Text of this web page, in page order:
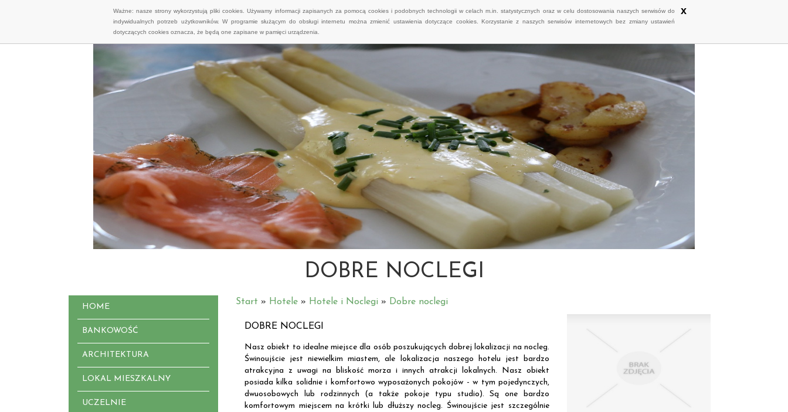
Ważne: nasze strony wykorzystują pliki cookies. Używamy informacji zapisanych za pomocą cookies i podobnych technologii w celach m.in. statystycznych oraz w celu dostosowania naszych serwisów do
indywidualnych potrzeb użytkowników. W programie służącym do obsługi internetu można zmienić ustawienia dotyczące cookies. Korzystanie z naszych serwisów internetowych bez zmiany ustawień
dotyczących cookies oznacza, że będą one zapisane w pamięci urządzenia.
x
DOBRE NOCLEGI
HOME
BANKOWOŚĆ
ARCHITEKTURA
LOKAL MIESZKALNY
UCZELNIE
Start » Hotele » Hotele i Noclegi » Dobre noclegi
DOBRE NOCLEGI
Nasz obiekt to idealne miejsce dla osób poszukujących dobrej lokalizacji na nocleg.
Świnoujście jest niewielkim miastem, ale lokalizacja naszego hotelu jest bardzo
atrakcyjna z uwagi na bliskość morza i innych atrakcji lokalnych. Nasz obiekt
posiada kilka solidnie i komfortowo wyposażonych pokojów - w tym pojedynczych,
dwuosobowych lub rodzinnych (a także pokoje typu studio). Są one bardzo
komfortowym miejscem na krótki lub dłuższy nocleg. Świnoujście jest szczególnie